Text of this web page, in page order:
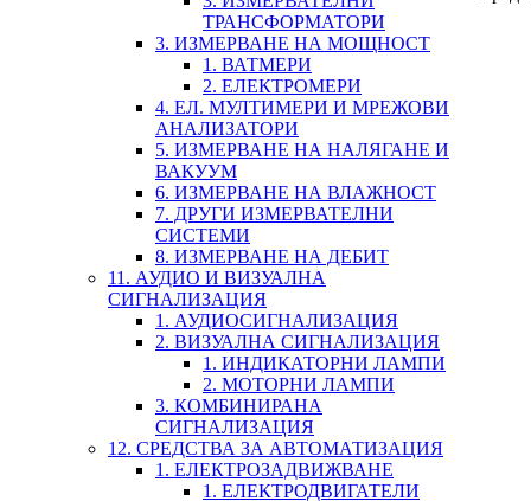
ТРАНСФОРМАТОРИ
3. ИЗМЕРВАНЕ НА МОЩНОСТ
1. ВАТМЕРИ
2. ЕЛЕКТРОМЕРИ
4. ЕЛ. МУЛТИМЕРИ И МРЕЖОВИ
АНАЛИЗАТОРИ
5. ИЗМЕРВАНЕ НА НАЛЯГАНЕ И
ВАКУУМ
6. ИЗМЕРВАНЕ НА ВЛАЖНОСТ
7. ДРУГИ ИЗМЕРВАТЕЛНИ
СИСТЕМИ
8. ИЗМЕРВАНЕ НА ДЕБИТ
11. АУДИО И ВИЗУАЛНА
СИГНАЛИЗАЦИЯ
1. АУДИОСИГНАЛИЗАЦИЯ
2. ВИЗУАЛНА СИГНАЛИЗАЦИЯ
1. ИНДИКАТОРНИ ЛАМПИ
2. МОТОРНИ ЛАМПИ
3. КОМБИНИРАНА
СИГНАЛИЗАЦИЯ
12. СРЕДСТВА ЗА АВТОМАТИЗАЦИЯ
1. ЕЛЕКТРОЗАДВИЖВАНЕ
1. ЕЛЕКТРОДВИГАТЕЛИ